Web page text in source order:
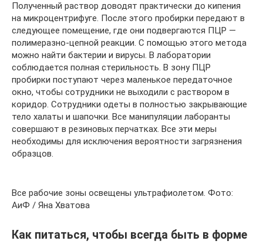
Полученный раствор доводят практически до кипения
на микроцентрифуге. После этого пробирки передают в
следующее помещение, где они подвергаются ПЦР —
полимеразно-цепной реакции. С помощью этого метода
можно найти бактерии и вирусы. В лаборатории
соблюдается полная стерильность. В зону ПЦР
пробирки поступают через маленькое передаточное
окно, чтобы сотрудники не выходили с раствором в
коридор. Сотрудники одеты в полностью закрывающие
тело халаты и шапочки. Все манипуляции лаборанты
совершают в резиновых перчатках. Все эти меры
необходимы для исключения вероятности загрязнения
образцов.
Все рабочие зоны освещены ультрафиолетом. Фото:
АиФ / Яна Хватова
Как питаться, чтобы всегда быть в форме